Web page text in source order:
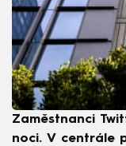
Zaměstnanci
noci. V centrále